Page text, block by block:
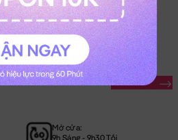
Hết Hàng
Săn Ngay
Mở cửa:
9h Sáng - 9h30 Tối